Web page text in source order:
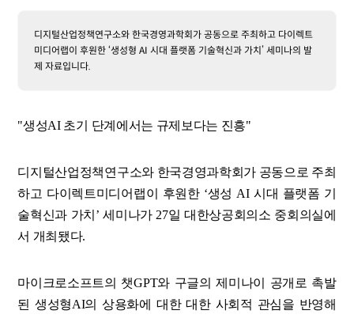
디지털산업정책연구소와 한국경영과학회가 공동으로 주최하고 다이렉트
미디어랩이 후원한 ‘생성형 AI 시대 플랫폼 기술혁신과 가치’ 세미나의 발
제 자료입니다.
"생성AI 초기 단계에서는 규제보다는 진흥"
디지털산업정책연구소와 한국경영과학회가 공동으로 주최
하고 다이렉트미디어랩이 후원한 ‘생성 AI 시대 플랫폼 기
술혁신과 가치’ 세미나가 27일 대한상공회의소 중회의실에
서 개최됐다.
마이크로소프트의 챗GPT와 구글의 제미나이 공개로 촉발
된 생성형AI의 상용화에 대한 대한 사회적 관심을 반영해